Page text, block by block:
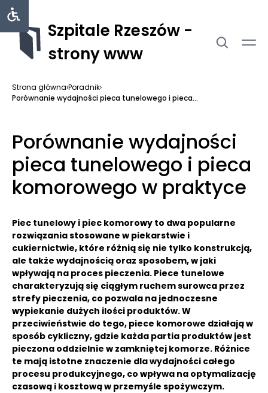
Szpitale Rzeszów -
strony www
Strona główna›Poradnik›
Porównanie wydajności pieca tunelowego i pieca...
Porównanie wydajności
pieca tunelowego i pieca
komorowego w praktyce
Piec tunelowy i piec komorowy to dwa popularne
rozwiązania stosowane w piekarstwie i
cukiernictwie, które różnią się nie tylko konstrukcją,
ale także wydajnością oraz sposobem, w jaki
wpływają na proces pieczenia. Piece tunelowe
charakteryzują się ciągłym ruchem surowca przez
strefy pieczenia, co pozwala na jednoczesne
wypiekanie dużych ilości produktów. W
przeciwieństwie do tego, piece komorowe działają w
sposób cykliczny, gdzie każda partia produktów jest
pieczona oddzielnie w zamkniętej komorze. Różnice
te mają istotne znaczenie dla wydajności całego
procesu produkcyjnego, co wpływa na optymalizację
czasową i kosztową w przemyśle spożywczym.